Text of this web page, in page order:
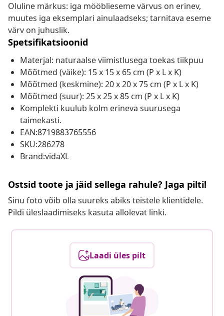
Oluline märkus: iga mööblieseme värvus on erinev,
muutes iga eksemplari ainulaadseks; tarnitava eseme
värv on juhuslik.
Spetsifikatsioonid
Materjal: naturaalse viimistlusega toekas tiikpuu
Mõõtmed (väike): 15 x 15 x 65 cm (P x L x K)
Mõõtmed (keskmine): 20 x 20 x 75 cm (P x L x K)
Mõõtmed (suur): 25 x 25 x 85 cm (P x L x K)
Komplekti kuulub kolm erineva suurusega
taimekasti.
EAN:8719883765556
SKU:286278
Brand:vidaXL
Ostsid toote ja jäid sellega rahule? Jaga pilti!
Sinu foto võib olla suureks abiks teistele klientidele.
Pildi üleslaadimiseks kasuta allolevat linki.
Laadi üles pilt